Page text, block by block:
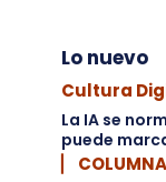
Lo nuevo
Cultura
La IA se
puede
▏ COLUMNA